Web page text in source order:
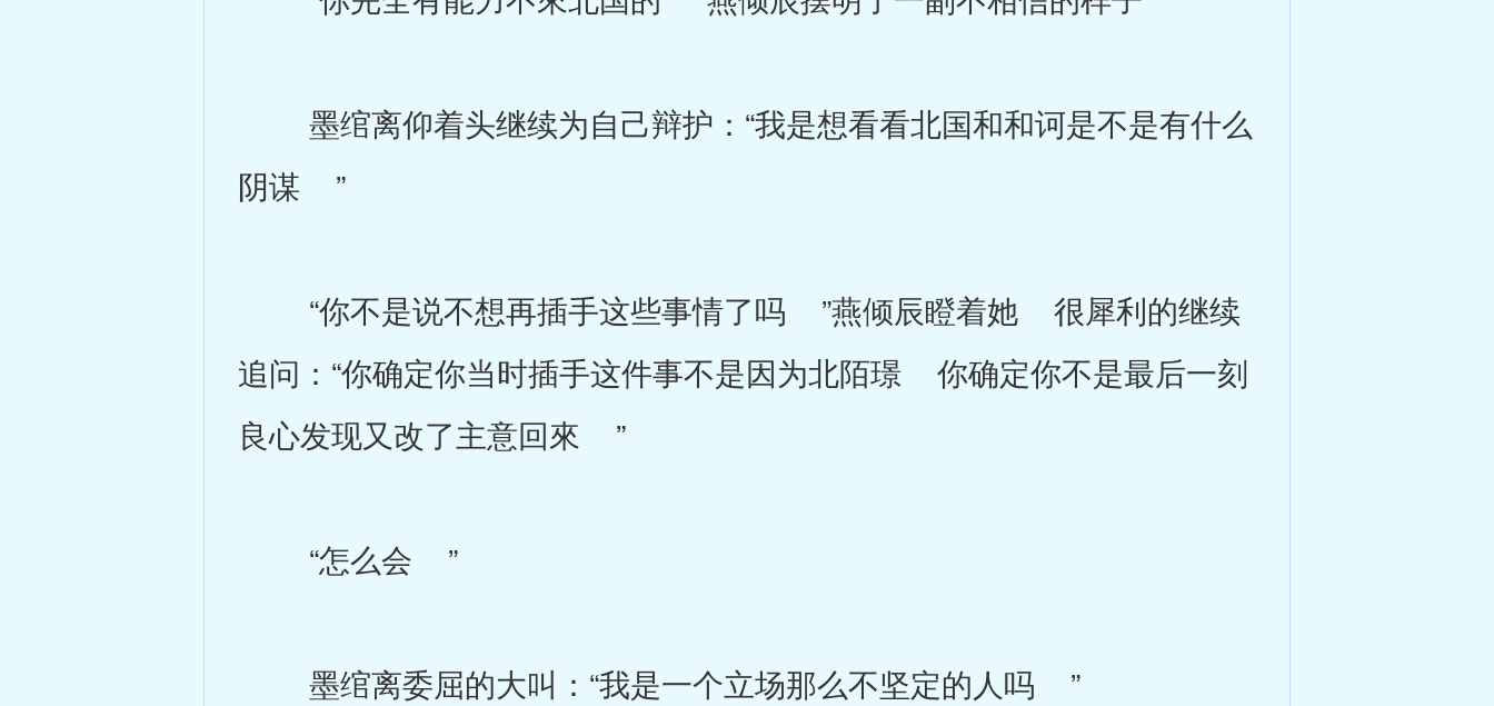
墨绾离仰着头继续为自己辩护：“我是想看看北国和和诃是不是有什么
阴谋 ”
“你不是说不想再插手这些事情了吗 ”燕倾辰瞪着她 很犀利的继续
追问：“你确定你当时插手这件事不是因为北陌璟 你确定你不是最后一刻
良心发现又改了主意回來 ”
“怎么会 ”
墨绾离委屈的大叫：“我是一个立场那么不坚定的人吗 ”